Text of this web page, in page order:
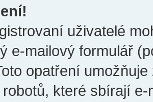
uživatelé
e-mailový formulář
opatření
které sbírají e-